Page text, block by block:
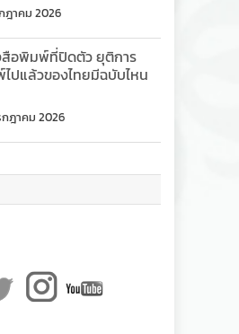
ฎาคม 2026
อพิมพ์ที่ปิดตัว ยุติการ
ปแล้วของไทยมีฉบับไหน
กฎาคม 2026